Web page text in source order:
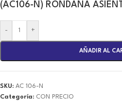
(AC106-N) RONDANA
- +
AÑADIR AL
SKU: AC 106-N
Categoría: CON PRECIO